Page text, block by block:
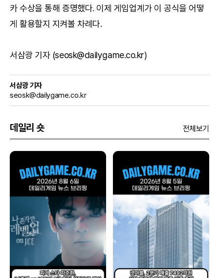
카 수상을 통해 증명했다. 이제 게임업계가 이 공식을 어떻
게 활용할지 지켜볼 차례다.
서삼광 기자 (seosk@dailygame.co.kr)
서삼광 기자
seosk@dailygame.co.kr
데일리 숏 전체보기